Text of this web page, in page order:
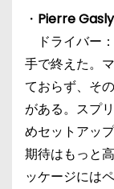
・ Pierre Gasly
ドライバー
手で終えた。
ておらず、そ
がある。スプ
めセットアッ
期待はもっと
ッケージには